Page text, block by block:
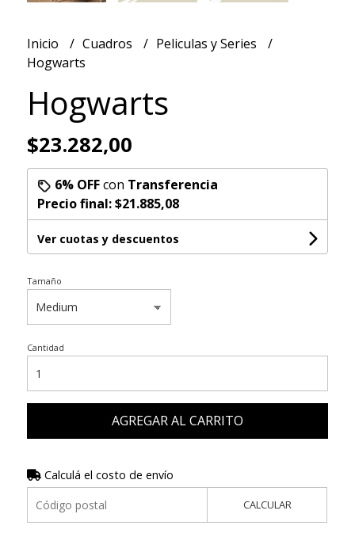
Inicio Cuadros
Peliculas y Series
Hogwarts
Hogwarts
$23.282,00
6% OFFcon Transferencia
Precio final:$21.885,08
Ver cuotas y descuentos
Tamaño
Cantidad
AGREGAR AL CARRITO
Calculá el costo de envío
CALCULAR